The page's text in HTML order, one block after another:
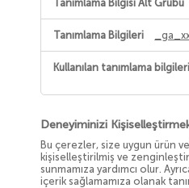
Deneyiminizi
Bu çerezler, size uygun ürün
kişiselleştirilmiş ve
sunmamıza yardımcı olur.
içerik sağlamamıza olanak